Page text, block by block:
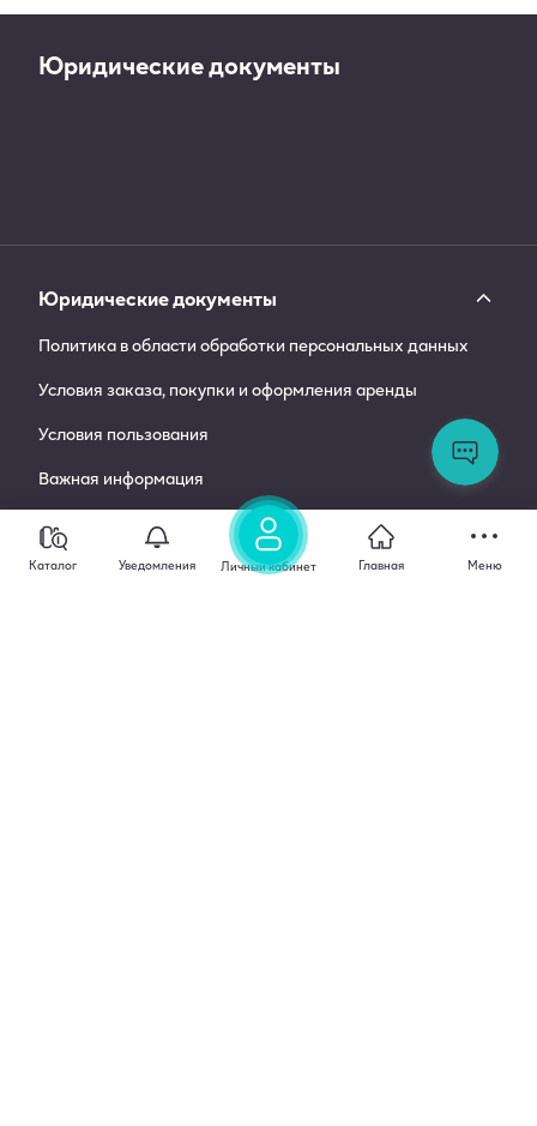
Каталог Уведомления Личный кабинет Главная Меню
Юридические документы
Юридические документы
Политика в области обработки персональных данных
Условия заказа, покупки и оформления аренды
Условия пользования
Важная информация
Все документы
Полезные ссылки